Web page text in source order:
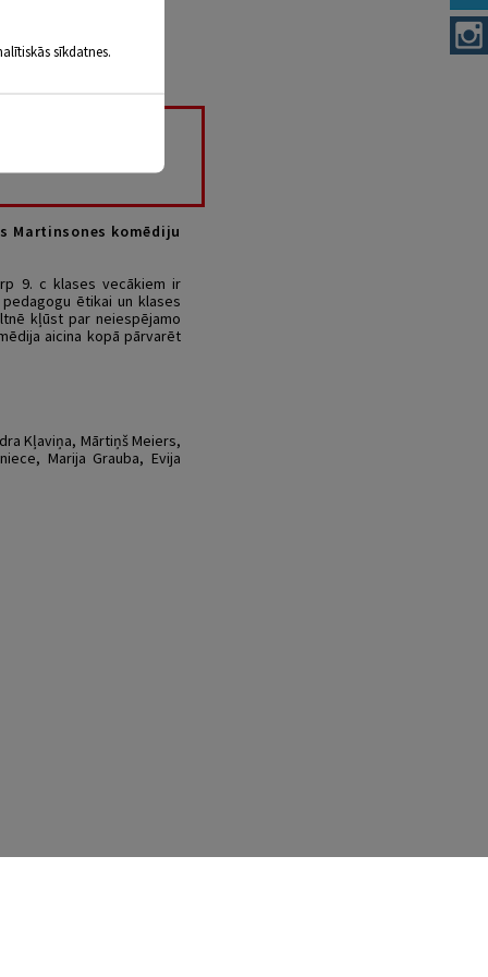
Martinsones komēdiju
9. c klases vecākiem ir
ētikai un klases
kļūst par neiespējamo
aicina kopā pārvarēt
Kļaviņa, Mārtiņš Meiers,
Marija Grauba, Evija
sīkdatnes.